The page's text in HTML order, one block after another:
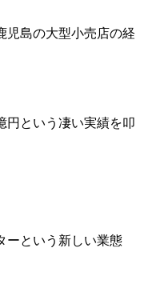
児島の大型小売店の経
円という凄い実績を叩
ーという新しい業態